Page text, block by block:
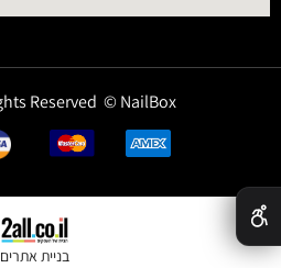
All Rights Reserved © NailBox | ניילבוקס
בניית אתרים